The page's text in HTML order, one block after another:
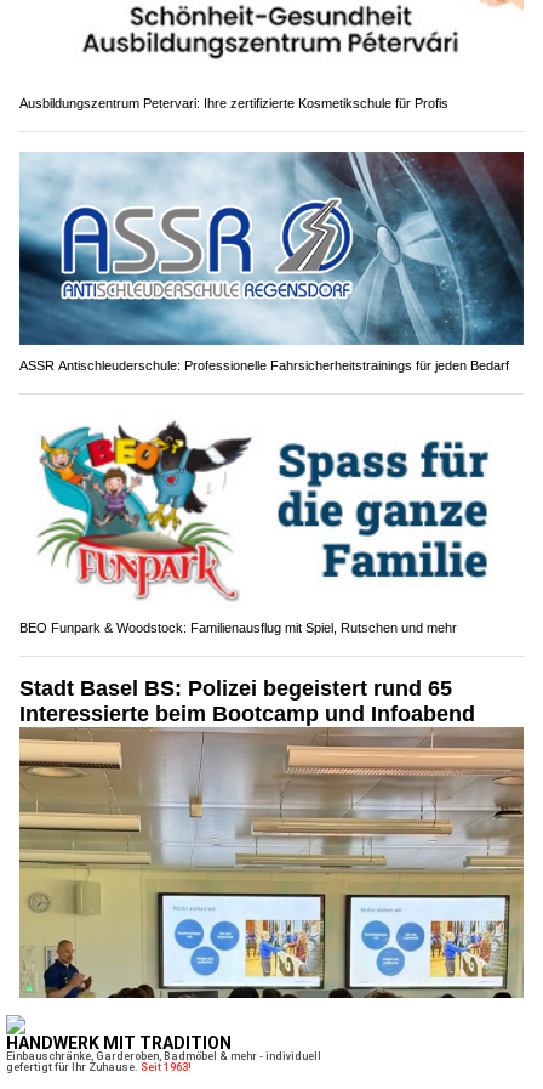
Ausbildungszentrum Petervari: Ihre zertifizierte Kosmetikschule für Profis
ASSR Antischleuderschule: Professionelle Fahrsicherheitstrainings für jeden Bedarf
BEO Funpark & Woodstock: Familienausflug mit Spiel, Rutschen und mehr
Stadt Basel BS: Polizei begeistert rund 65
Interessierte beim Bootcamp und Infoabend